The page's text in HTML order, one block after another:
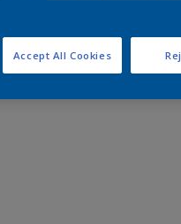
Accept All Cookies